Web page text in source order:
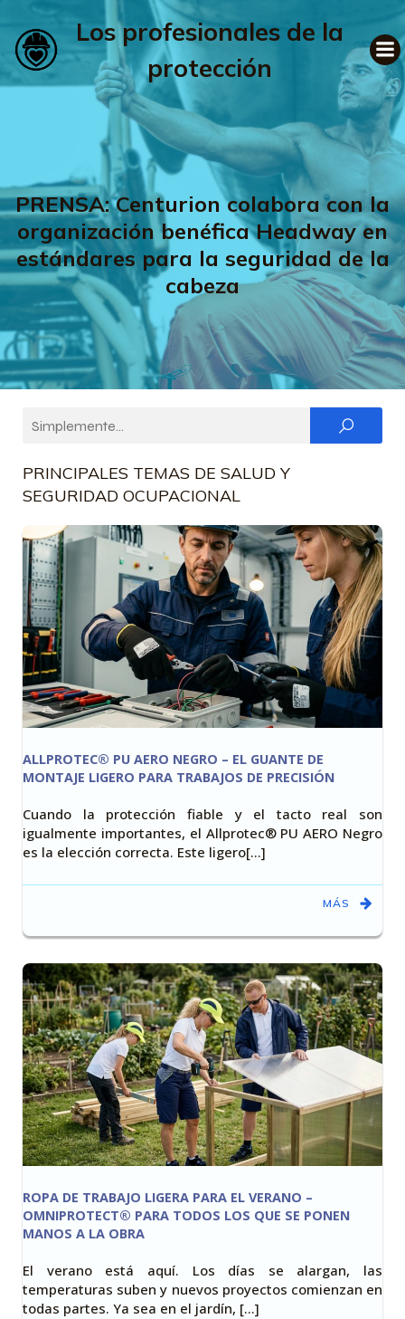
Los profesionales de la
protección
PRENSA: Centurion colabora con la
organización benéfica Headway en
estándares para la seguridad de la
cabeza
PRINCIPALES TEMAS DE SALUD Y
SEGURIDAD OCUPACIONAL
ALLPROTEC® PU AERO NEGRO – EL GUANTE DE
MONTAJE LIGERO PARA TRABAJOS DE PRECISIÓN
Cuando la protección fiable y el tacto real son
igualmente importantes, el Allprotec® PU AERO Negro
es la elección correcta. Este ligero[…]
MÁS
ROPA DE TRABAJO LIGERA PARA EL VERANO –
OMNIPROTECT® PARA TODOS LOS QUE SE PONEN
MANOS A LA OBRA
El verano está aquí. Los días se alargan, las
temperaturas suben y nuevos proyectos comienzan en
todas partes. Ya sea en el jardín, [...]